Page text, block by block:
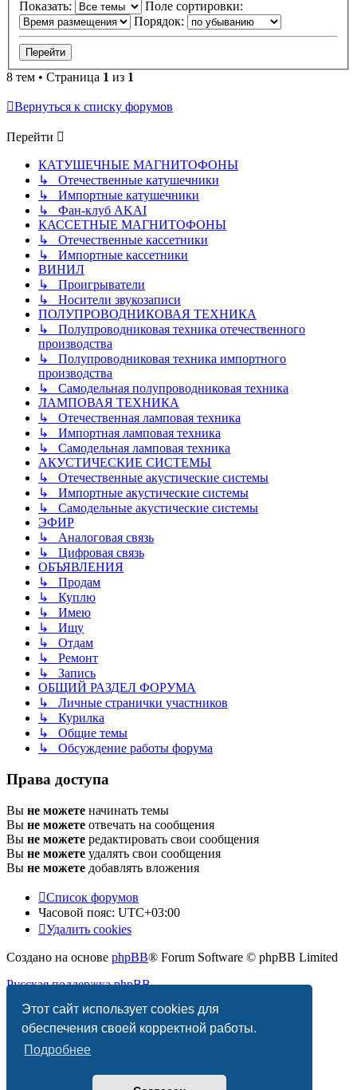
Этот сайт использует cookies для
обеспечения своей корректной работы.
Подробнее
Показать:
Поле сортировки:
Порядок:
8 тем • Страница 1 из 1
Вернуться к списку форумов
Перейти
КАТУШЕЧНЫЕ МАГНИТОФОНЫ
↳ Отечественные катушечники
↳ Импортные катушечники
↳ Фан-клуб AKAI
КАССЕТНЫЕ МАГНИТОФОНЫ
↳ Отечественные кассетники
↳ Импортные кассетники
ВИНИЛ
↳ Проигрыватели
↳ Носители звукозаписи
ПОЛУПРОВОДНИКОВАЯ ТЕХНИКА
↳ Полупроводниковая техника отечественного
производства
↳ Полупроводниковая техника импортного
производства
↳ Самодельная полупроводниковая техника
ЛАМПОВАЯ ТЕХНИКА
↳ Отечественная ламповая техника
↳ Импортная ламповая техника
↳ Самодельная ламповая техника
АКУСТИЧЕСКИЕ СИСТЕМЫ
↳ Отечественные акустические системы
↳ Импортные акустические системы
↳ Самодельные акустические системы
ЭФИР
↳ Аналоговая связь
↳ Цифровая связь
ОБЪЯВЛЕНИЯ
↳ Продам
↳ Куплю
↳ Имею
↳ Ищу
↳ Отдам
↳ Ремонт
↳ Запись
ОБЩИЙ РАЗДЕЛ ФОРУМА
↳ Личные странички участников
↳ Курилка
↳ Общие темы
↳ Обсуждение работы форума
Права доступа
Вы не можете начинать темы
Вы не можете отвечать на сообщения
Вы не можете редактировать свои сообщения
Вы не можете удалять свои сообщения
Вы не можете добавлять вложения
Список форумов
Часовой пояс: UTC+03:00
Удалить cookies
Создано на основе phpBB® Forum Software © phpBB Limited
Русская поддержка phpBB
Конфиденциальность |Правила